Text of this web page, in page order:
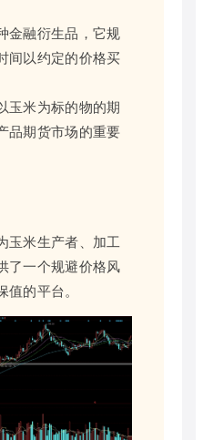
金融衍生品，它规
间以约定的价格买
玉米为标的物的期
品期货市场的重要
玉米生产者、加工
了一个规避价格风
的平台。